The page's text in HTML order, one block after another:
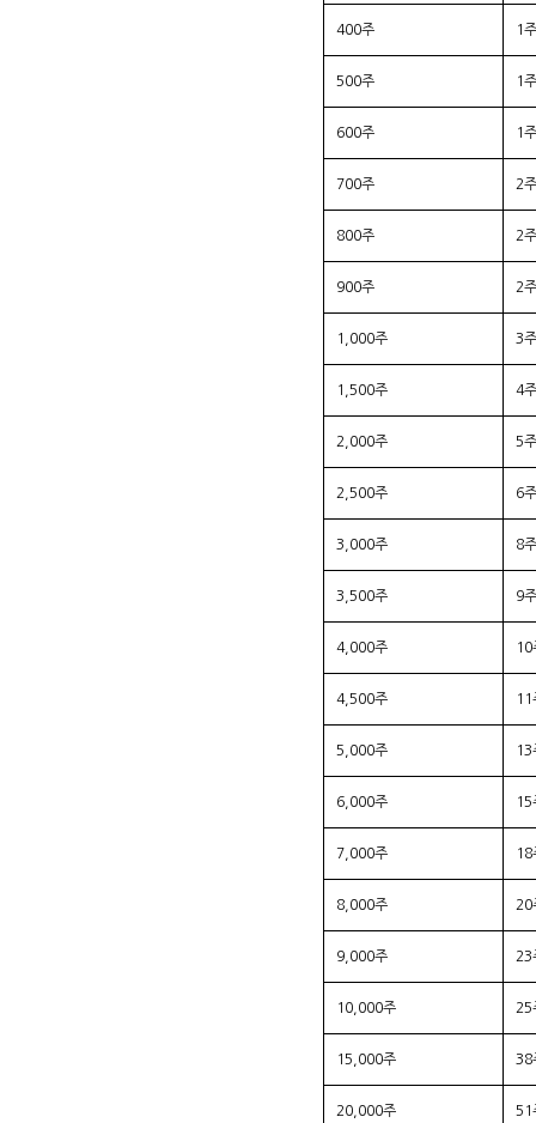
400주 1주
500주 1주
600주 1주
700주 2주
800주 2주
900주 2주
1,000주 3주
1,500주 4주
2,000주 5주
2,500주 6주
3,000주 8주
3,500주 9주
4,000주 10
4,500주 11
5,000주 13
6,000주 15
7,000주 18
8,000주 20
9,000주 23
10,000주 25
15,000주 38
20,000주 51